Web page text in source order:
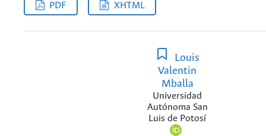
PDF XHTML
Louis
Valentin
Mballa
Universidad
Autónoma San
Luis de Potosí